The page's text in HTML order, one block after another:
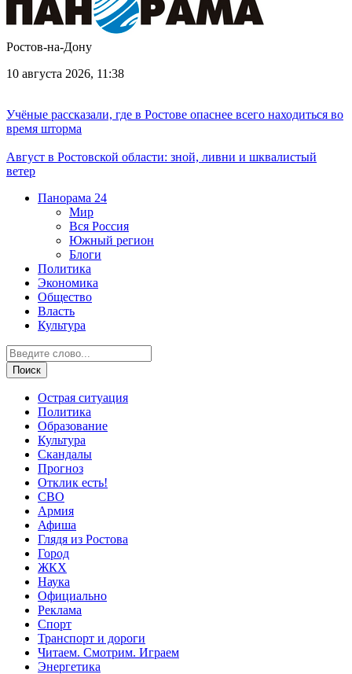
Ростов-на-Дону
10 августа 2026, 11:38
Учёные рассказали, где в Ростове опаснее всего находиться во
время шторма
Август в Ростовской области: зной, ливни и шквалистый
ветер
Панорама 24
Мир
Вся Россия
Южный регион
Блоги
Политика
Экономика
Общество
Власть
Культура
Острая ситуация
Политика
Образование
Культура
Скандалы
Прогноз
Отклик есть!
СВО
Армия
Афиша
Глядя из Ростова
Город
ЖКХ
Наука
Официально
Реклама
Спорт
Транспорт и дороги
Читаем. Смотрим. Играем
Энергетика